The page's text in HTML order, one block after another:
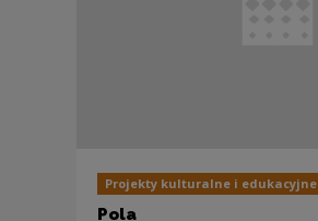
Projekty kulturalne i edukacyjne
Pola